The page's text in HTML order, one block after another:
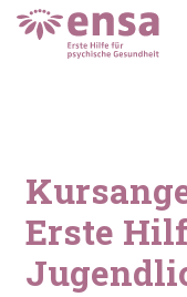
Erste